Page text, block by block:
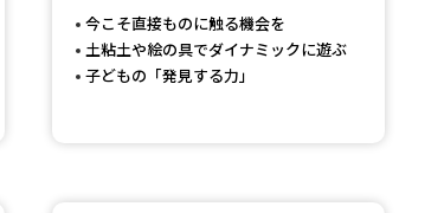
学問の教科書 夢ナビライブ
今こそ直接ものに触る機会を
土粘土や絵の具でダイナミックに遊ぶ
子どもの「発見する力」